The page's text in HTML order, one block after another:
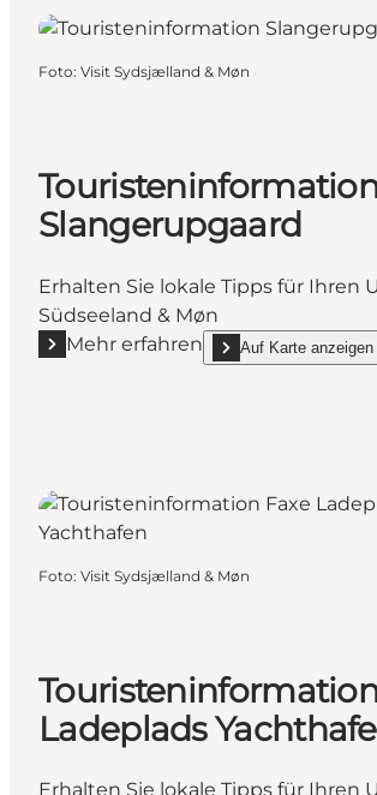
Foto: Visit Sydsjælland & Møn
Slangerupgaard
Erhalten Sie lokale Tipps für Ihren
Südseeland & Møn
Mehr erfahren
Mehr erfahren Auf Karte anzeigen
show
Foto: Visit Sydsjælland & Møn
Ladeplads
Erhalten Sie lokale Tipps für Ihren